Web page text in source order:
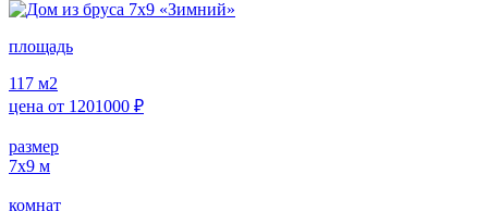
площадь
117 м2
цена от 1201000 ₽
размер
7х9 м
комнат